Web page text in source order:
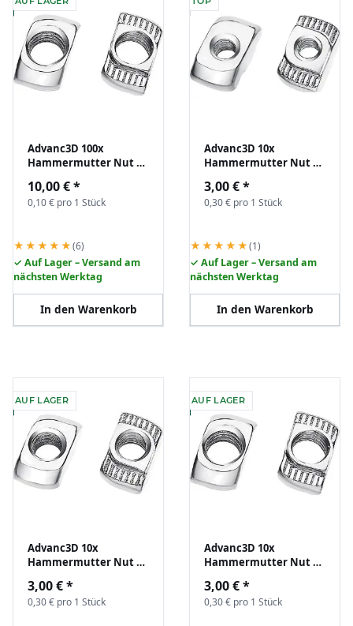
Advanc3D 100x
Hammermutter Nut 6
Aluprofil Nutenstein
10,00 €*
0,10 € pro 1 Stück
★★★★★(6)
✓ Auf Lager – Versand am
nächsten Werktag
In den Warenkorb
Advanc3D 10x
Hammermutter Nut 6
Aluprofil Nutenstein
3,00 €*
0,30 € pro 1 Stück
★★★★★(1)
✓ Auf Lager – Versand am
nächsten Werktag
In den Warenkorb
AUF LAGER
Advanc3D 10x
Hammermutter Nut 6
Aluprofil Nutenstein
3,00 €*
0,30 € pro 1 Stück
AUF LAGER
Advanc3D 10x
Hammermutter Nut 6
Aluprofil Nutenstein
3,00 €*
0,30 € pro 1 Stück